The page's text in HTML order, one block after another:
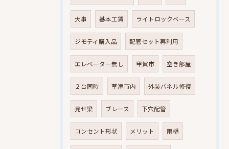
大事 基本工賃 ライトロックベース
ジモティ購入品 配管セット再利用
エレベーター無し 甲賀市 空き部屋
２台同時 草津市内 外装パネル修復
見せ梁 ブレース 下穴配管
コンセント形状 メリット 雨樋